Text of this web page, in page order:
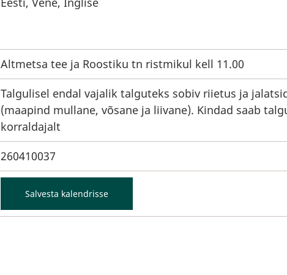
Altmetsa tee ja Roostiku tn ristmikul kell 11.00
Talgulisel endal vajalik talguteks sobiv riietus ja
(maapind mullane, võsane ja liivane). Kindad saab
korraldajalt
260410037
Salvesta kalendrisse